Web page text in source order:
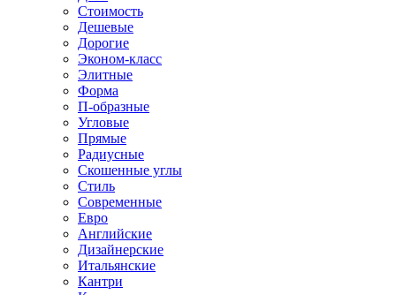
Стоимость
Дешевые
Дорогие
Эконом-класс
Элитные
Форма
П-образные
Угловые
Прямые
Радиусные
Скошенные углы
Стиль
Современные
Евро
Английские
Дизайнерские
Итальянские
Кантри